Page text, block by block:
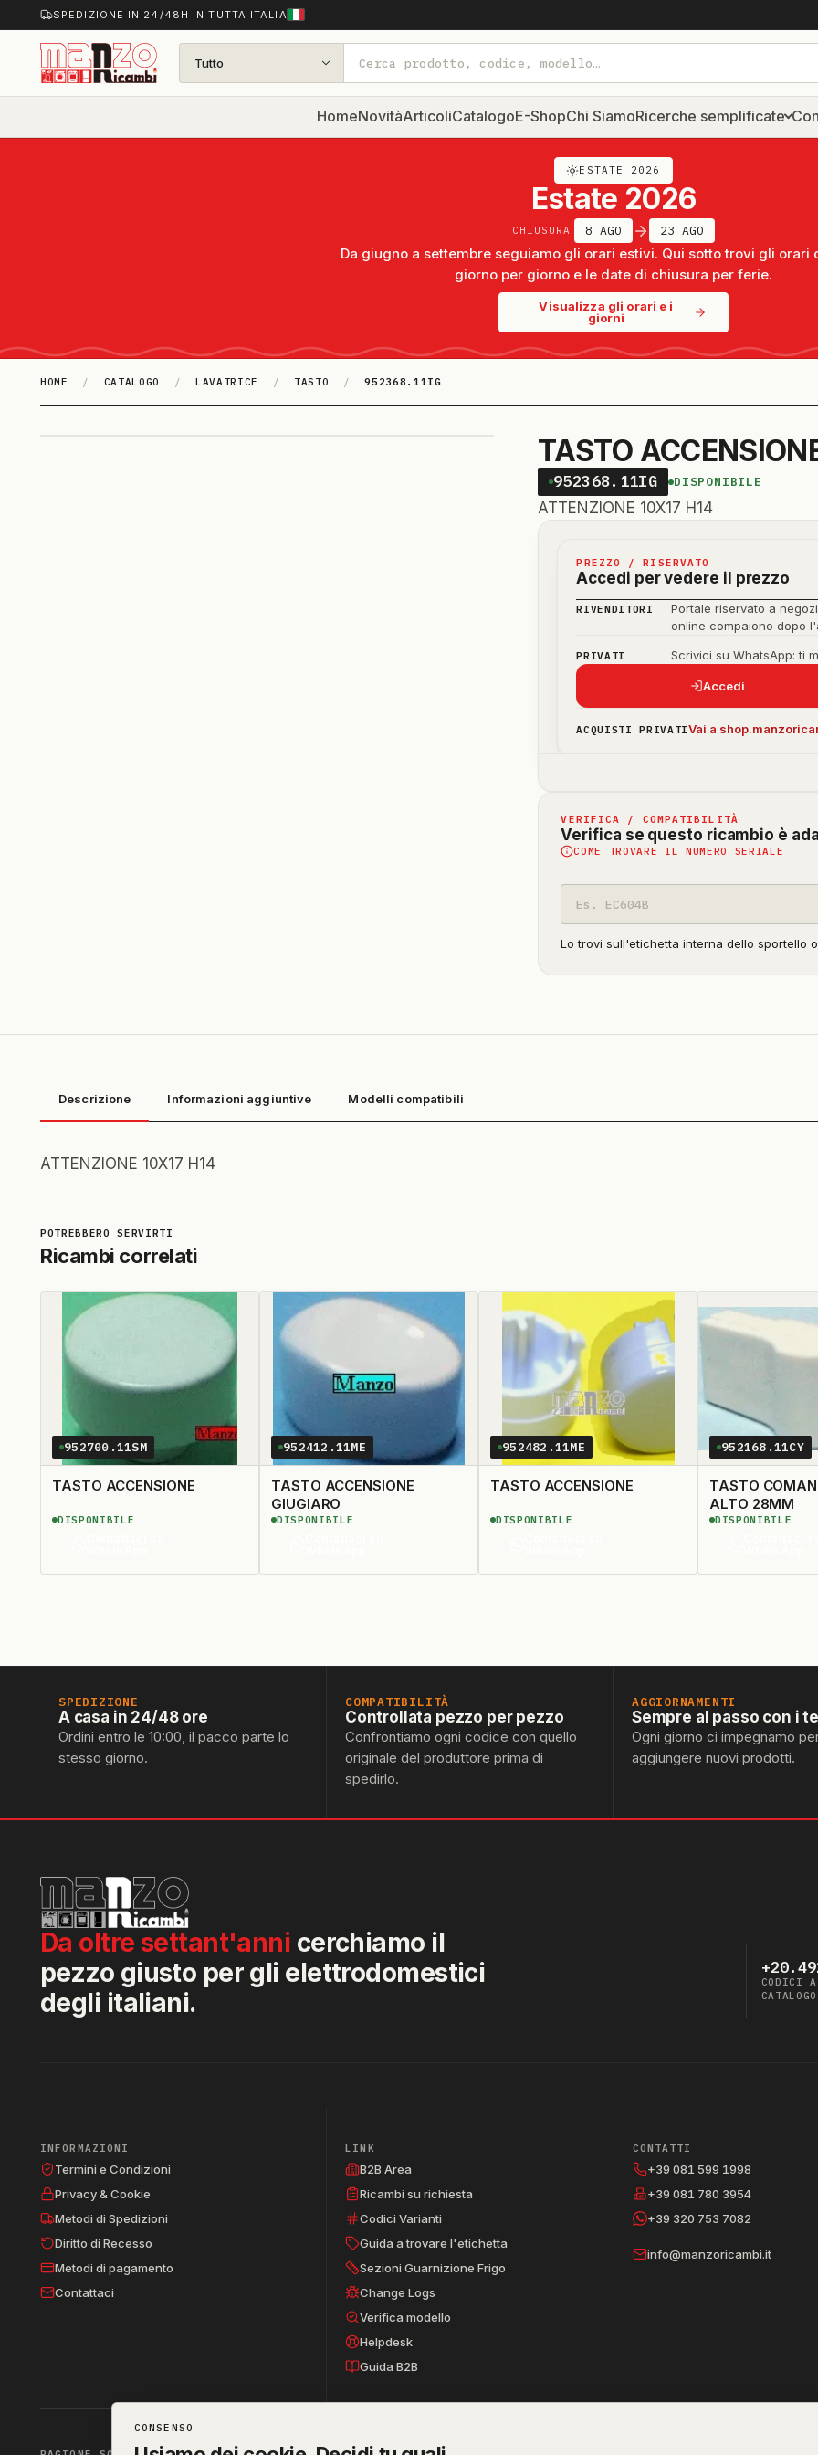
SPEDIZIONE IN 24/48H IN TUTTA ITALIA
Tutto
HomeNovitàArticoliCatalogoE-ShopChi SiamoRicerche semplificate
ESTATE 2026
Estate 2026
CHIUSURA 8 AGO 23 AGO
Da giugno a settembre seguiamo gli orari estivi. Qui sotto trovi gli orari
giorno per giorno e le date di chiusura per ferie.
Visualizza gli orari e i
giorni
HOME / CATALOGO / LAVATRICE / TASTO / 952368.11IG
TASTO
952368.11IG DISPONIBILE
ATTENZIONE 10X17 H14
PREZZO / RISERVATO
Accedi per vedere il prezzo
RIVENDITORI
Portale riservato a
online compaiono dopo
PRIVATI Scrivici su WhatsApp: ti
Accedi
ACQUISTI PRIVATIVai a
VERIFICA / COMPATIBILITÀ
Verifica se questo ricambio è
COME TROVARE IL NUMERO SERIALE
modello
Lo trovi sull'etichetta interna dello sportello
Descrizione Informazioni aggiuntive Modelli compatibili
ATTENZIONE 10X17 H14
Ricambi correlati
952700.11SM
TASTO ACCENSIONE
DISPONIBILE
952412.11ME
TASTO ACCENSIONE
GIUGIARO
DISPONIBILE
952482.11ME
TASTO ACCENSIONE
DISPONIBILE
952168.11CY
TASTO
ALTO 28MM
DISPONIBILE
SPEDIZIONE
A casa in 24/48 ore
Ordini entro le 10:00, il pacco parte lo
stesso giorno.
COMPATIBILITÀ
Controllata pezzo per pezzo
Confrontiamo ogni codice con quello
originale del produttore prima di
spedirlo.
AGGIORNAMENTI
Sempre al passo con i
Ogni giorno ci impegnamo
aggiungere nuovi prodotti.
Da oltre settant'anni cerchiamo il
pezzo giusto per gli elettrodomestici
degli italiani.
CODICI A
CATALOGO
INFORMAZIONI
Termini e Condizioni
Privacy & Cookie
Metodi di Spedizioni
Diritto di Recesso
Metodi di pagamento
Contattaci
LINK
B2B Area
Ricambi su richiesta
Codici Varianti
Guida a trovare l'etichetta
Sezioni Guarnizione Frigo
Change Logs
Verifica modello
Helpdesk
Guida B2B
CONTATTI
+39 081 599 1998
+39 081 780 3954
+39 320 753 7082
info@manzoricambi.it
CONSENSO